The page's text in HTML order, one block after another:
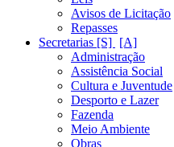
Avisos de Licitação
Repasses
Secretarias [S]
Administração
Assistência Social
Cultura e Juventude
Desporto e Lazer
Fazenda
Meio Ambiente
Obras